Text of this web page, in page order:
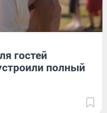
гостей
полный